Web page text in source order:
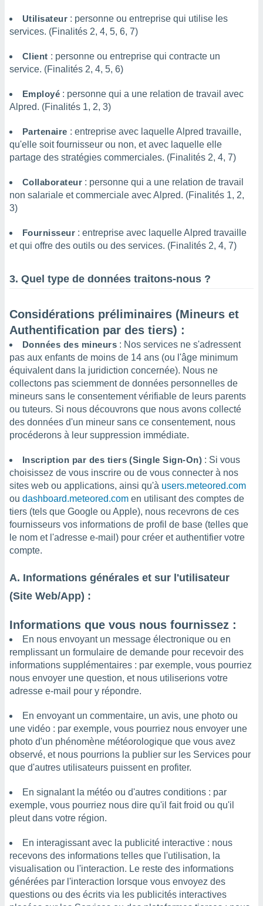
sur le
ne
ou
vous
des
le
des
des
votre
IP et
sur
Pour ce
à
en
«
web.
nos
Utilisateur : personne ou entreprise qui utilise les
services. (Finalités 2, 4, 5, 6, 7)
Client : personne ou entreprise qui contracte un
service. (Finalités 2, 4, 5, 6)
Employé : personne qui a une relation de travail avec
Alpred. (Finalités 1, 2, 3)
Partenaire : entreprise avec laquelle Alpred travaille,
qu'elle soit fournisseur ou non, et avec laquelle elle
partage des stratégies commerciales. (Finalités 2, 4, 7)
Collaborateur : personne qui a une relation de travail
non salariale et commerciale avec Alpred. (Finalités 1, 2,
3)
Fournisseur : entreprise avec laquelle Alpred travaille
et qui offre des outils ou des services. (Finalités 2, 4, 7)
3. Quel type de données traitons-nous ?
Considérations préliminaires (Mineurs et
Authentification par des tiers) :
Données des mineurs : Nos services ne s'adressent
pas aux enfants de moins de 14 ans (ou l'âge minimum
équivalent dans la juridiction concernée). Nous ne
collectons pas sciemment de données personnelles de
mineurs sans le consentement vérifiable de leurs parents
ou tuteurs. Si nous découvrons que nous avons collecté
des données d'un mineur sans ce consentement, nous
procéderons à leur suppression immédiate.
Inscription par des tiers (Single Sign-On) : Si vous
choisissez de vous inscrire ou de vous connecter à nos
sites web ou applications, ainsi qu'à users.meteored.com
ou dashboard.meteored.com en utilisant des comptes de
tiers (tels que Google ou Apple), nous recevrons de ces
fournisseurs vos informations de profil de base (telles que
le nom et l'adresse e-mail) pour créer et authentifier votre
compte.
A. Informations générales et sur l'utilisateur
(Site Web/App) :
Informations que vous nous fournissez :
En nous envoyant un message électronique ou en
remplissant un formulaire de demande pour recevoir des
informations supplémentaires : par exemple, vous pourriez
nous envoyer une question, et nous utiliserions votre
adresse e-mail pour y répondre.
En envoyant un commentaire, un avis, une photo ou
une vidéo : par exemple, vous pourriez nous envoyer une
photo d'un phénomène météorologique que vous avez
observé, et nous pourrions la publier sur les Services pour
que d'autres utilisateurs puissent en profiter.
En signalant la météo ou d'autres conditions : par
exemple, vous pourriez nous dire qu'il fait froid ou qu'il
pleut dans votre région.
En interagissant avec la publicité interactive : nous
recevons des informations telles que l'utilisation, la
visualisation ou l'interaction. Le reste des informations
générées par l'interaction lorsque vous envoyez des
questions ou des écrits via les publicités interactives